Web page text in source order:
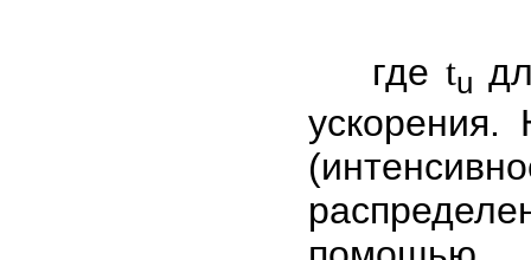
где tu
ускорения.